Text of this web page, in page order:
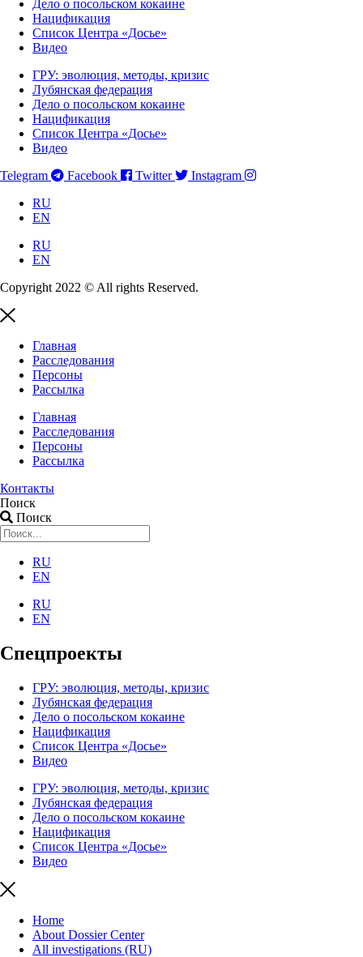
Дело о посольском кокаине
Нацификация
Список Центра «Досье»
Видео
ГРУ: эволюция, методы, кризис
Лубянская федерация
Дело о посольском кокаине
Нацификация
Список Центра «Досье»
Видео
Telegram
Facebook Twitter
Instagram
RU
EN
RU
EN
Copyright 2022 © All rights Reserved.
Главная
Расследования
Персоны
Рассылка
Главная
Расследования
Персоны
Рассылка
Контакты
Поиск
Поиск
RU
EN
RU
EN
Спецпроекты
ГРУ: эволюция, методы, кризис
Лубянская федерация
Дело о посольском кокаине
Нацификация
Список Центра «Досье»
Видео
ГРУ: эволюция, методы, кризис
Лубянская федерация
Дело о посольском кокаине
Нацификация
Список Центра «Досье»
Видео
Home
About Dossier Center
All investigations (RU)